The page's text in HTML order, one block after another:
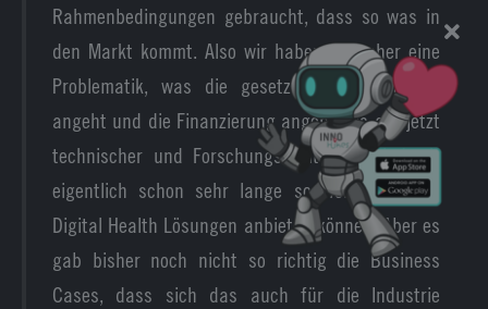
Rahmenbedingungen gebraucht, dass so was in
den Markt kommt. Also wir haben hier eher eine
Problematik, was die gesetzlichen Regelungen
angeht und die Finanzierung angeht, als auf jetzt
technischer und Forschungs-Seite. Da sind wir
eigentlich schon sehr lange so weit, dass wir
Digital Health Lösungen anbieten können. Aber es
gab bisher noch nicht so richtig die Business
Cases, dass sich das auch für die Industrie